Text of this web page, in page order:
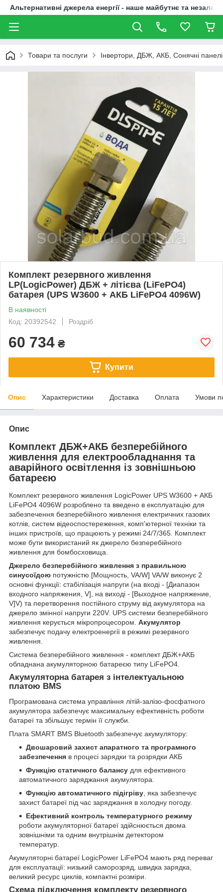
Альтернативні джерела енергії - наше майбутнє та
Товари та послуги Інвертори, ДБЖ, АКБ, Сонячні
Комплект резервного живлення
LP(LogicPower) ДБЖ + літієва (LiFePO4)
батарея (UPS W3600 + АКБ LiFePO4 4096W)
В наявності
Код: 20392542
Роздріб
60 734 ₴
Купити
Опис Характеристики Доставка Оплата Умови
Опис
Комплект ДБЖ+АКБ безперебійного
живлення для електрообладнання та
аварійного освітлення із зовнішньою
батареєю
Комплект резервного живлення LogicPower UPS W3600 + АКБ
LiFePO4 4096W розроблено та введено в експлуатацію для
забезпечення безперебійного живлення електричних газових
котлів, систем відеоспостереження, комп'ютерної техніки та
інших пристроїв, що працюють у режимі 24/7/365. Комплект
може бути використаний як джерело безперебійного
живлення для бомбосховища.
Джерело безперебійного живлення з правильною
синусоїдою потужністю [Мощность, VA/W] VA/W виконує 2
основні функції: стабілізація напруги (на вході - [Диапазон
входного напряжения, V], на виході - [Выходное напряжение,
V]V) та перетворення постійного струму від акумулятора на
джерело змінної напруги 220V. UPS системи безперебійного
живлення керується мікропроцесором. Акумулятор
забезпечує подачу електроенергії в режимі резервного
живлення.
Система безперебійного живлення - комплект ДБЖ+АКБ
обладнана акумуляторною батареєю типу LiFePO4.
Акумуляторна батарея з інтелектуальною
платою BMS
Програмована система управління літій-залізо-фосфатного
акумулятора забезпечує максимальну ефективність роботи
батареї та збільшує термін її служби.
Плата SMART BMS Bluetooth забезпечує акумулятору:
Двошаровий захист апаратного та програмного
забезпечення в процесі зарядки та розрядки АКБ
Функцію статичного балансу для ефективного
автоматичного заряджання акумулятора.
Функцію автоматичного підігріву, яка забезпечує
захист батареї під час заряджання в холодну погоду.
Ефективний контроль температурного режиму
роботи акумуляторної батареї здійснюється двома
зовнішніми та одним внутрішнім детектором
температур.
Акумуляторні батареї LogicPower LiFePO4 мають ряд переваг
для експлуатації: низький саморозряд, швидка зарядка,
великий ресурс циклів, компактні розміри.
Схема підключення комплекту резервного